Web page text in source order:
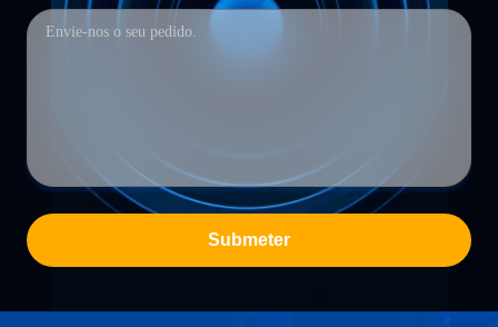
Submeter